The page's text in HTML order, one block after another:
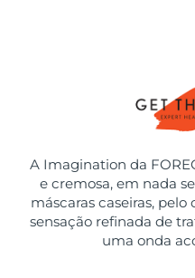
A Imagination da
e cremosa, em nada
máscaras caseiras,
sensação refinada de
uma onda